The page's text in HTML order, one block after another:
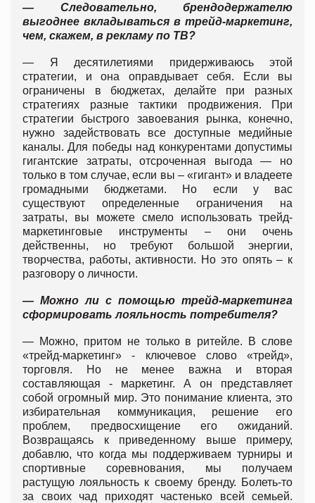
— Следовательно, брендодержателю
выгоднее вкладываться в трейд-маркетинг,
чем, скажем, в рекламу по ТВ?
— Я десятилетиями придерживаюсь этой
стратегии, и она оправдывает себя. Если вы
ограничены в бюджетах, делайте при разных
стратегиях разные тактики продвижения. При
стратегии быстрого завоевания рынка, конечно,
нужно задействовать все доступные медийные
каналы. Для победы над конкурентами допустимы
гигантские затраты, отсроченная выгода — но
только в том случае, если вы – «гигант» и владеете
громадными бюджетами. Но если у вас
существуют определенные ограничения на
затраты, вы можете смело использовать трейд-
маркетинговые инструменты – они очень
действенны, но требуют большой энергии,
творчества, работы, активности. Но это опять – к
разговору о личности.
— Можно ли с помощью трейд-маркетинга
сформировать лояльность потребителя?
— Можно, притом не только в ритейле. В слове
«трейд-маркетинг» - ключевое слово «трейд»,
торговля. Но не менее важна и вторая
составляющая - маркетинг. А он представляет
собой огромный мир. Это понимание клиента, это
избирательная коммуникация, решение его
проблем, предвосхищение его ожиданий.
Возвращаясь к приведенному выше примеру,
добавлю, что когда мы поддерживаем турниры и
спортивные соревнования, мы получаем
растущую лояльность к своему бренду. Болеть-то
за своих чад приходят частенько всей семьей.